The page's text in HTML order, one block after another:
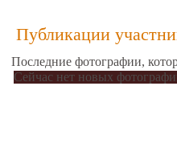
Публикации
Последние фотографии,
Сейчас нет новых